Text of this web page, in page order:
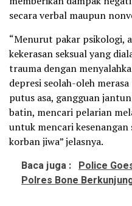
secara verbal maupun
“Menurut pakar psikologi,
kekerasan seksual yang
trauma dengan
depresi seolah-oleh
putus asa, gangguan
batin, mencari pelarian
untuk mencari
korban jiwa” jelasnya.
Baca juga : Police
Polres Bone